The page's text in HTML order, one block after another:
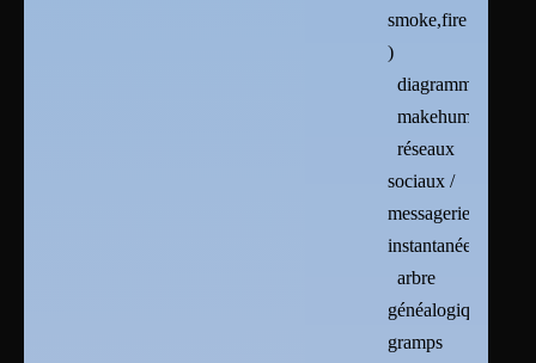
smoke,fire
)
diagrammes
makehuman
réseaux
sociaux /
messageries
instantanées
arbre
généalogique :
gramps